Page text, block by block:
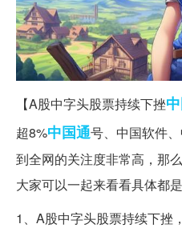
【A股中字头股票持续下挫
超8%中国通号、中国软件
到全网的关注度非常高，那
大家可以一起来看看具体都
1、A股中字头股票持续下挫